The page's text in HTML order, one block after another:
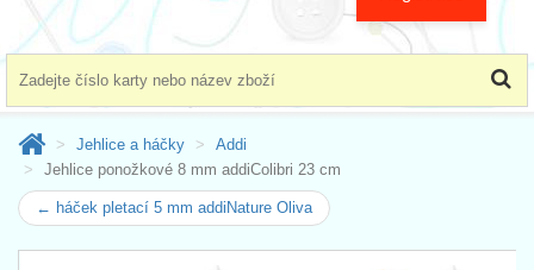
Jehlice a háčky
Addi
Jehlice ponožkové 8 mm addiColibri 23 cm
← háček pletací 5 mm addiNature Oliva